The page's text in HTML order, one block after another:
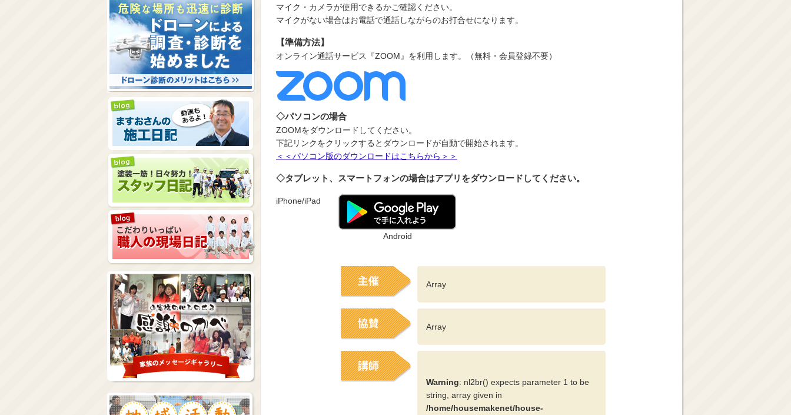
マイク・カメラが使用できるかご確認ください。
マイクがない場合はお電話で通話しながらのお打合せになります。
【準備方法】
オンライン通話サービス『ZOOM』を利用します。（無料・会員登録不要）
◇パソコンの場合
ZOOMをダウンロードしてください。
下記リンクをクリックするとダウンロードが自動で開始されます。
＜＜パソコン版のダウンロードはこちらから＞＞
◇タブレット、スマートフォンの場合はアプリをダウンロードしてください。
iPhone/iPad
Android
Array
Array
Warning: nl2br() expects parameter 1 to be
string, array given in
/home/housemakenet/house-